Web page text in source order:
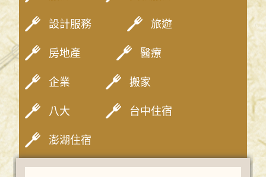
設計服務 旅遊
房地產 醫療
企業 搬家
八大 台中住宿
澎湖住宿